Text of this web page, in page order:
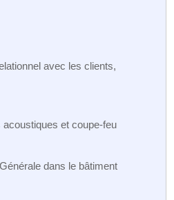
avec les clients,
et coupe‑feu
dans le bâtiment